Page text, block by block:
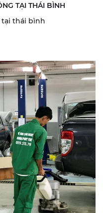
TẠI THÁI BÌNH
thái bình